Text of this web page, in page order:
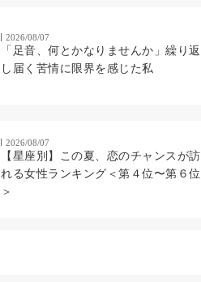
2026/08/07
「足音、何とかなりませんか」繰り返
し届く苦情に限界を感じた私
2026/08/07
【星座別】この夏、恋のチャンスが訪
れる女性ランキング＜第４位〜第６位
＞